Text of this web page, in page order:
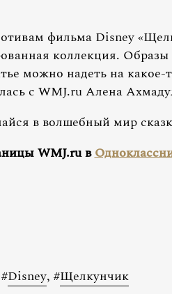
фильма Disney
коллекция.
можно надеть на
с WMJ.ru Алена
в волшебный мир
WMJ.ru в
#Disney, #Щелкунчик